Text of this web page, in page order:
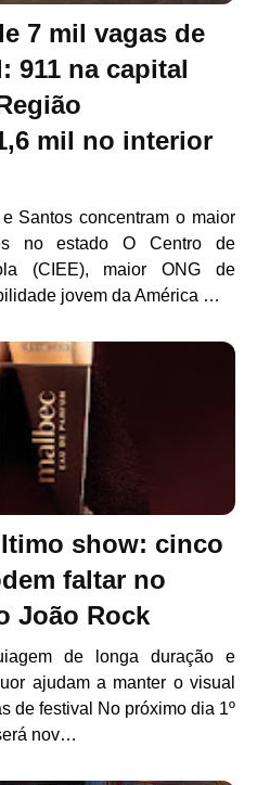
7 mil vagas de
911 na capital
mil no interior
Santos concentram o maior
no estado O Centro de
(CIEE), maior ONG de
jovem da América …
show: cinco
faltar no
João Rock
de longa duração e
ajudam a manter o visual
de festival No próximo dia 1º
nov…